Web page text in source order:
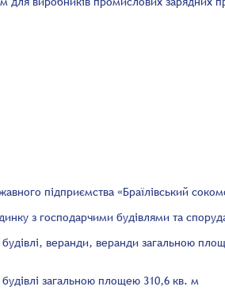
підприємства «Браїлівський
з господарчими будівлями та
будівлі, веранди, веранди загальною
будівлі загальною площею 310,6 кв. м